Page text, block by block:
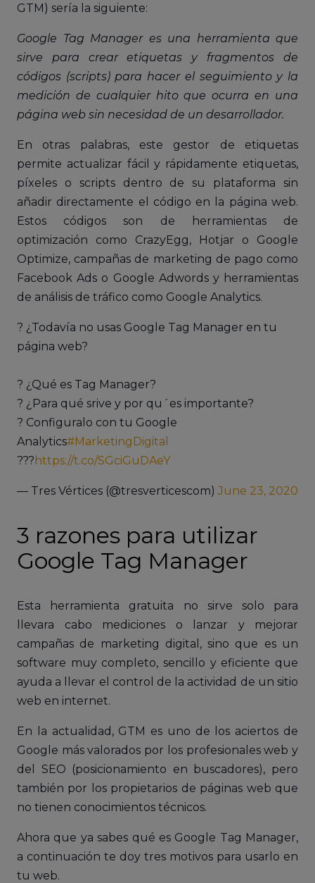
GTM) sería la siguiente:
Google Tag Manager es una herramienta que
sirve para crear etiquetas y fragmentos de
códigos (scripts) para hacer el seguimiento y la
medición de cualquier hito que ocurra en una
página web sin necesidad de un desarrollador.
En otras palabras, este gestor de etiquetas
permite actualizar fácil y rápidamente etiquetas,
píxeles o scripts dentro de su plataforma sin
añadir directamente el código en la página web.
Estos códigos son de herramientas de
optimización como CrazyEgg, Hotjar o Google
Optimize, campañas de marketing de pago como
Facebook Ads o Google Adwords y herramientas
de análisis de tráfico como Google Analytics.
? ¿Todavía no usas Google Tag Manager en tu
página web?
? ¿Qué es Tag Manager?
? ¿Para qué srive y por qu´es importante?
? Configuralo con tu Google
Analytics#MarketingDigital
??? https://t.co/SGciGuDAeY
— Tres Vértices (@tresverticescom) June 23, 2020
3 razones para utilizar
Google Tag Manager
Esta herramienta gratuita no sirve solo para
llevara cabo mediciones o lanzar y mejorar
campañas de marketing digital, sino que es un
software muy completo, sencillo y eficiente que
ayuda a llevar el control de la actividad de un sitio
web en internet.
En la actualidad, GTM es uno de los aciertos de
Google más valorados por los profesionales web y
del SEO (posicionamiento en buscadores), pero
también por los propietarios de páginas web que
no tienen conocimientos técnicos.
Ahora que ya sabes qué es Google Tag Manager,
a continuación te doy tres motivos para usarlo en
tu web.